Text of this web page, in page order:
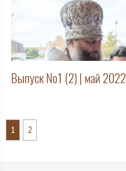
Выпуск №1 (2) | май 2022
1 2